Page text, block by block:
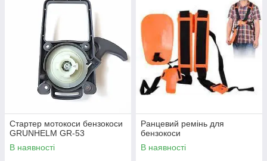
Стартер мотокоси бензокоси
GRUNHELM GR-53
В наявності
Ранцевий ремінь для
бензокоси
В наявності